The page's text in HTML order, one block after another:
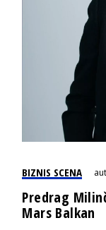
BIZNIS SCENA
Predrag
Mars Balkan